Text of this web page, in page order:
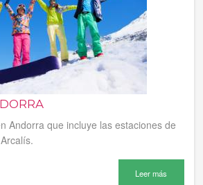
Andorra que incluye las estaciones de
Leer más